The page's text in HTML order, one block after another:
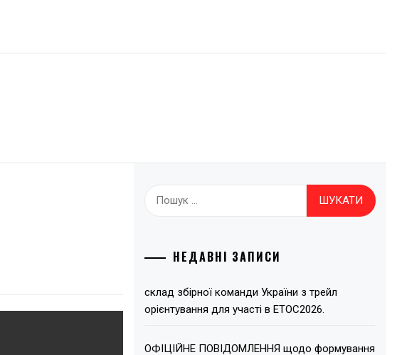
НЕДАВНІ ЗАПИСИ
склад збірної команди України з трейл
орієнтування для участі в ЕТОС2026.
ОФІЦІЙНЕ ПОВІДОМЛЕННЯ щодо формування